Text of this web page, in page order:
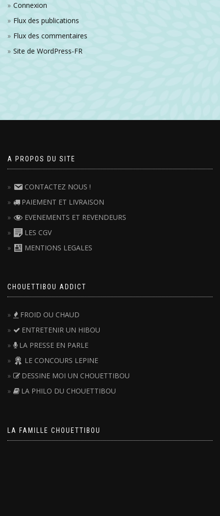
Connexion
Flux des publications
Flux des commentaires
Site de WordPress-FR
A PROPOS DU SITE
CONTACTEZ NOUS !
PAIEMENT ET LIVRAISON
EVENEMENTS ET REVENDEURS
LES CGV
MENTIONS LEGALES
CHOUETTIBOU ADDICT
FROID OU CHAUD
ENTRETENIR UN HIBOU
LA PRESSE EN PARLE
LE CONCOURS LEPINE
DESSINE MOI UN CHOUETTIBOU
LA PHILO DU CHOUETTIBOU
LA FAMILLE CHOUETTIBOU